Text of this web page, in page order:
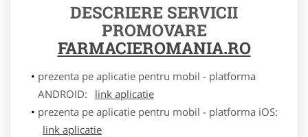
DESCRIERE SERVICII
PROMOVARE
FARMACIEROMANIA.RO
prezenta pe aplicatie pentru mobil - platforma
ANDROID:
link aplicatie
prezenta pe aplicatie pentru mobil - platforma iOS:
link aplicatie